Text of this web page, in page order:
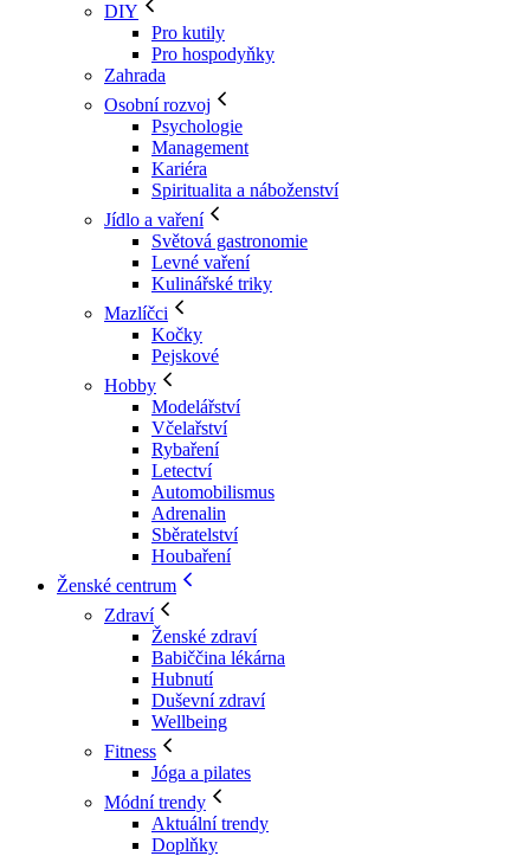
DIY
Pro kutily
Pro hospodyňky
Zahrada
Osobní rozvoj
Psychologie
Management
Kariéra
Spiritualita a náboženství
Jídlo a vaření
Světová gastronomie
Levné vaření
Kulinářské triky
Mazlíčci
Kočky
Pejskové
Hobby
Modelářství
Včelařství
Rybaření
Letectví
Automobilismus
Adrenalin
Sběratelství
Houbaření
Ženské centrum
Zdraví
Ženské zdraví
Babiččina lékárna
Hubnutí
Duševní zdraví
Wellbeing
Fitness
Jóga a pilates
Módní trendy
Aktuální trendy
Doplňky